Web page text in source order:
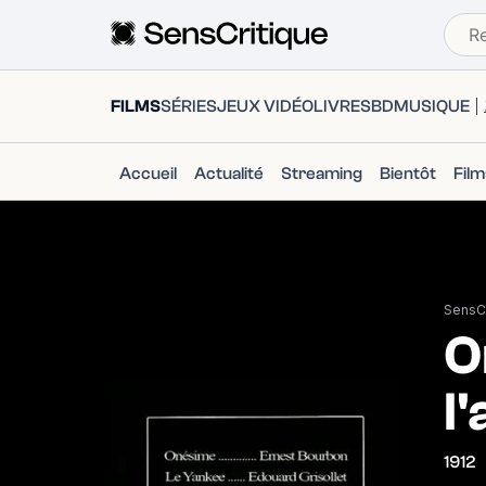
FILMSSÉRIESJEUX VIDÉOLIVRESBDMUSIQUE
Accueil Actualité Streaming Bientôt
1912